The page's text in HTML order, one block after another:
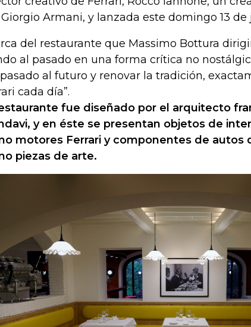
Armani, y lanzada este domingo 13 de
del restaurante que Massimo Bottura
al pasado en una forma crítica no
al futuro y renovar la tradición,
cada día”.
fue diseñado por el arquitecto
y en éste se presentan objetos de
motores Ferrari y componentes de autos
piezas de arte.